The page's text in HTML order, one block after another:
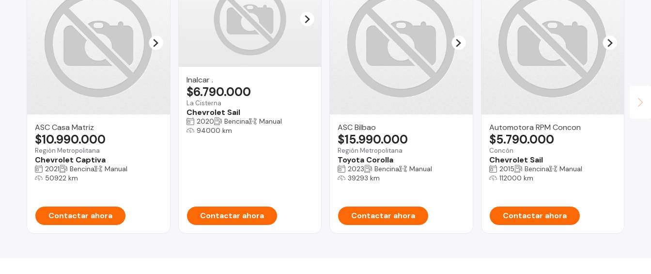
ASC Casa Matriz
Región Metropolitana
Chevrolet Captiva
$10.990.000
2021 Bencina
Manual
50922 km
Contactar ahora
Inalcar .
La Cisterna
Chevrolet Sail
$6.790.000
2020 Bencina
Manual
94000 km
Contactar ahora
ASC Bilbao
Región Metropolitana
Toyota Corolla
$15.990.000
2023 Bencina
Manual
39293 km
Contactar ahora
Automotora RPM Concon
Concón
Chevrolet Sail
$5.790.000
2015 Bencina
Manual
112000 km
Contactar ahora